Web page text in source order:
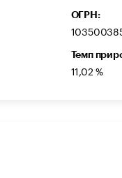
ОГРН:
Темп
11,02 %